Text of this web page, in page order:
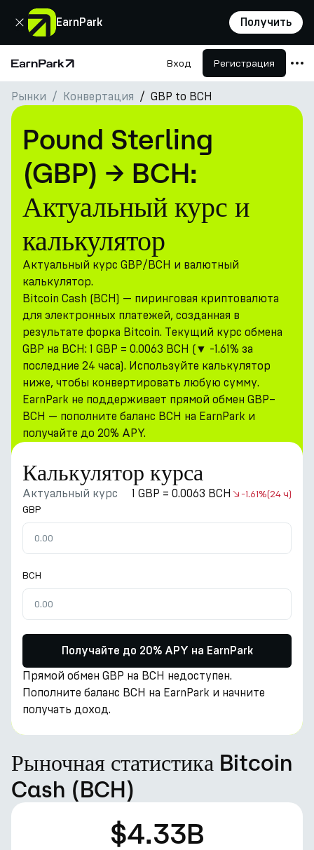
EarnPark Получить
Закрыть
Главная страница Вход Регистрация
Продукты
Рынки
Калькуляторы
Токен PARK
Ресурсы
Компания
Рынки Конвертация GBP to BCH
Pound Sterling
(GBP) → BCH:
Актуальный курс и
калькулятор
Актуальный курс GBP/BCH и валютный
калькулятор.
Bitcoin Cash (BCH) — пиринговая криптовалюта
для электронных платежей, созданная в
результате форка Bitcoin. Текущий курс обмена
GBP на BCH: 1 GBP = 0.0063 BCH (▼ -1.61% за
последние 24 часа). Используйте калькулятор
ниже, чтобы конвертировать любую сумму.
EarnPark не поддерживает прямой обмен GBP–
BCH — пополните баланс BCH на EarnPark и
получайте до 20% APY.
Калькулятор курса
Актуальный курс 1 GBP = 0.0063 BCH -1.61%(24 ч)
GBP
BCH
Получайте до 20% APY на EarnPark
Прямой обмен GBP на BCH недоступен.
Пополните баланс BCH на EarnPark и начните
получать доход.
Рыночная статистика Bitcoin
Cash (BCH)
$4.33B